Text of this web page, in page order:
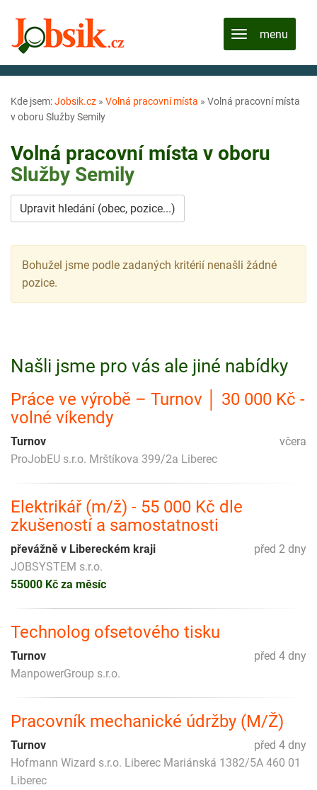
Kde jsem:Jobsik.cz » Volná pracovní místa » Volná pracovní místa
v oboru Služby Semily
Volná pracovní místa v oboru
Služby Semily
Upravit hledání (obec, pozice...)
Bohužel jsme podle zadaných kritérií nenašli žádné
pozice.
Našli jsme pro vás ale jiné nabídky
Práce ve výrobě – Turnov │ 30 000 Kč -
volné víkendy
včera
Turnov
ProJobEU s.r.o. Mrštíkova 399/2a Liberec
Elektrikář (m/ž) - 55 000 Kč dle
zkušeností a samostatnosti
před 2 dny
převážně v Libereckém kraji
JOBSYSTEM s.r.o.
55000 Kč za měsíc
Technolog ofsetového tisku
před 4 dny
Turnov
ManpowerGroup s.r.o.
Pracovník mechanické údržby (M/Ž)
před 4 dny
Turnov
Hofmann Wizard s.r.o. Liberec Mariánská 1382/5A 460 01
Liberec